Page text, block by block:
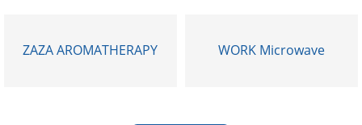
ZAZA AROMATHERAPY WORK Microwave